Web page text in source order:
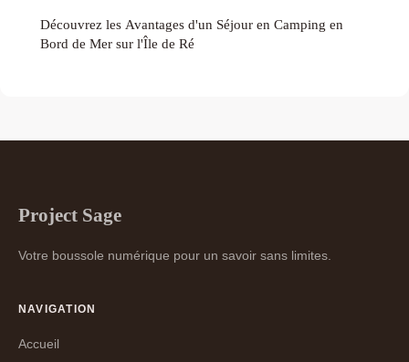
Découvrez les Avantages d'un Séjour en Camping en
Bord de Mer sur l'Île de Ré
Project Sage
Votre boussole numérique pour un savoir sans limites.
NAVIGATION
Accueil